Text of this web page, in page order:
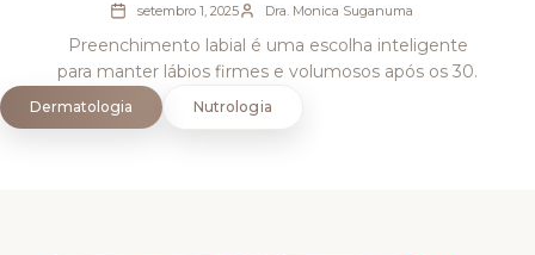
setembro 1, 2025 Dra. Monica Suganuma
Preenchimento labial é uma escolha inteligente
para manter lábios firmes e volumosos após os 30.
Dermatologia Nutrologia